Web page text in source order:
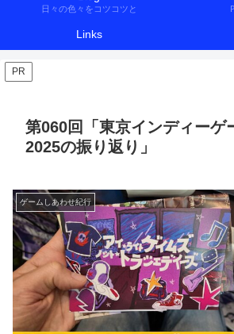
日々の色々をコツコツと
Links
PR
第060回「東京インディーゲ
2025の振り返り」
ゲームしあわせ紀行